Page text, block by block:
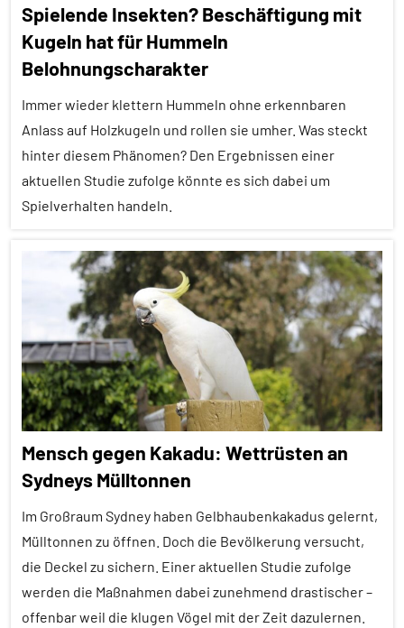
Ausgewählte
Artikel
Empfohlene
Artikel
Forschung
aktuell
Fressfeinde
Wirbeltiere
Spielende Insekten? Beschäftigung mit
Kugeln hat für Hummeln
Belohnungscharakter
Immer wieder klettern Hummeln ohne erkennbaren
Anlass auf Holzkugeln und rollen sie umher. Was steckt
hinter diesem Phänomen? Den Ergebnissen einer
aktuellen Studie zufolge könnte es sich dabei um
Spielverhalten handeln.
Themen
Alle
Tiergruppen
Emotionen
Empfohlene
Artikel
Forschung
aktuell
Insekten
Mensch gegen Kakadu: Wettrüsten an
Sydneys Mülltonnen
Im Großraum Sydney haben Gelbhaubenkakadus gelernt,
Mülltonnen zu öffnen. Doch die Bevölkerung versucht,
die Deckel zu sichern. Einer aktuellen Studie zufolge
werden die Maßnahmen dabei zunehmend drastischer –
offenbar weil die klugen Vögel mit der Zeit dazulernen.